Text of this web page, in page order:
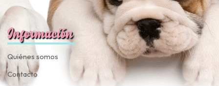
JUGAR
Información
Quiénes somos
Contacto